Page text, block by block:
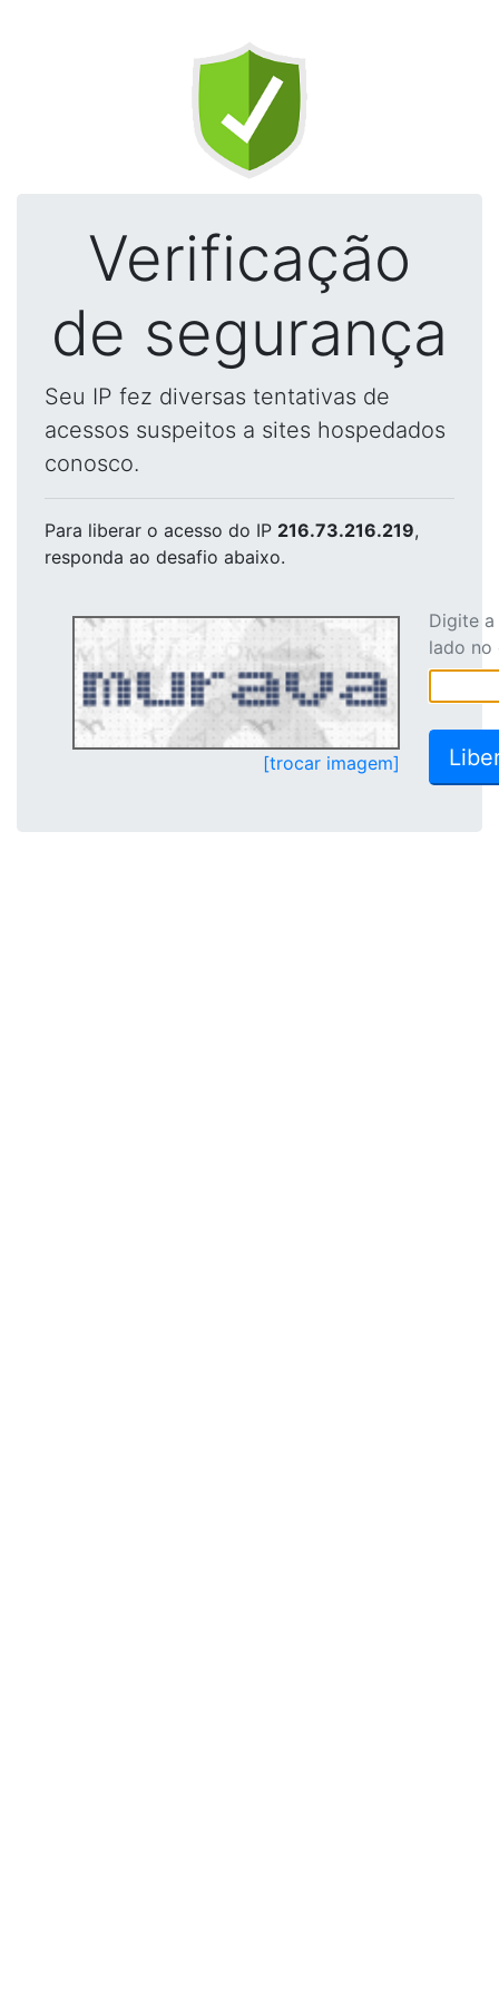
Verificação
de segurança
Seu IP fez diversas tentativas de
acessos suspeitos a sites hospedados
conosco.
Para liberar o acesso do IP 216.73.216.219,
responda ao desafio abaixo.
[trocar imagem]
Digite
lado no